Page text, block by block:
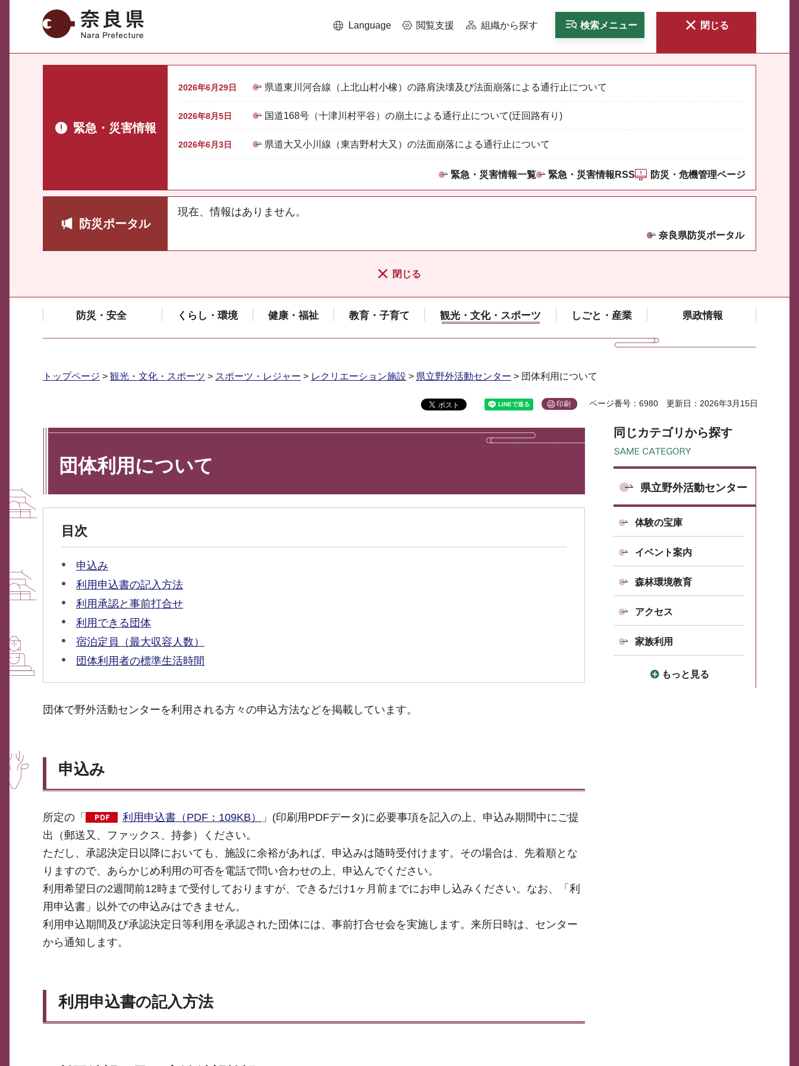
奈良県 Language 閲覧支援 組織から探す 検索メニュー 閉じる
緊急・災害情報
2026年6月29日 県道東川河合線（上北山村小橡）の路肩決壊及び法面崩落による通行止について
2026年8月5日 国道168号（十津川村平谷）の崩土による通行止について(迂回路有り)
2026年6月3日 県道大又小川線（東吉野村大又）の法面崩落による通行止について
緊急・災害情報一覧 緊急・災害情報RSS 防災・危機管理ページ
防災ポータル
現在、情報はありません。
奈良県防災ポータル
閉じる
防災・安全 くらし・環境 健康・福祉 教育・子育て 観光・文化・スポーツ しごと・産業 県政情報
トップページ > 観光・文化・スポーツ > スポーツ・レジャー > レクリエーション施設 > 県立野外活動センター > 団体利用について
印刷 ページ番号：6980 更新日：2026年3月15日
団体利用について
目次
申込み
利用申込書の記入方法
利用承認と事前打合せ
利用できる団体
宿泊定員（最大収容人数）
団体利用者の標準生活時間
団体で野外活動センターを利用される方々の申込方法などを掲載しています。
申込み
所定の「 利用申込書（PDF：109KB）
」(印刷用PDFデータ)に必要事項を記入の上、申込み期間中にご提
出（郵送又、ファックス、持参）ください。
ただし、承認決定日以降においても、施設に余裕があれば、申込みは随時受付けます。その場合は、先着順とな
りますので、あらかじめ利用の可否を電話で問い合わせの上、申込んでください。
利用希望日の2週間前12時まで受付しておりますが、できるだけ1ヶ月前までにお申し込みください。なお、「利
用申込書」以外での申込みはできません。
利用申込期間及び承認決定日等利用を承認された団体には、事前打合せ会を実施します。来所日時は、センター
から通知します。
利用申込書の記入方法
同じカテゴリから探す
県立野外活動センター
体験の宝庫
イベント案内
森林環境教育
アクセス
家族利用
もっと見る